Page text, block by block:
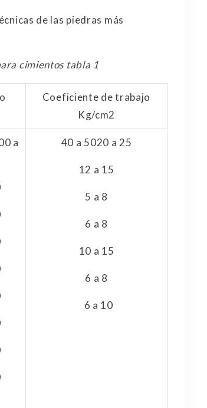
de las piedras más
cimientos tabla 1
Coeficiente de trabajo
Kg/cm2
a
40 a 5020 a 25
12 a 15
5 a 8
6 a 8
10 a 15
6 a 8
6 a 10